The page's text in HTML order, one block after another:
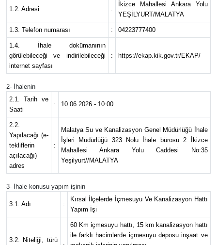
1.2. Adresi :
İkizce Mahallesi Ankara Yolu
YEŞİLYURT/MALATYA
1.3. Telefon numarası : 04223777400
1.4. İhale dokümanının
görülebileceği ve indirilebileceği
internet sayfası
: https://ekap.kik.gov.tr/EKAP/
2- İhalenin
2.1. Tarih ve
Saati
: 10.06.2026 - 10:00
2.2.
Yapılacağı (e-
tekliflerin
açılacağı)
adres
:
Malatya Su ve Kanalizasyon Genel Müdürlüğü İhale
İşleri Müdürlüğü 323 Nolu İhale bürosu 2 İkizce
Mahallesi Ankara Yolu Caddesi No:35
Yeşilyurt//MALATYA
3- İhale konusu yapım işinin
3.1. Adı :
Kırsal İlçelerde İçmesuyu Ve Kanalizasyon Hattı
Yapım İşi
3.2. Niteliği, türü
60 Km içmesuyu hattı, 15 km kanalizasyon hattı
ile farklı hacimlerde içmesuyu deposu inşaat ve